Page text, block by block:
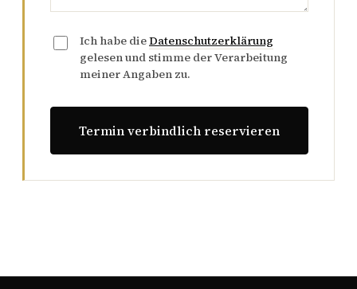
Ich habe dieDatenschutzerklärung
gelesen und stimme der Verarbeitung
meiner Angaben zu.
Termin verbindlich reservieren